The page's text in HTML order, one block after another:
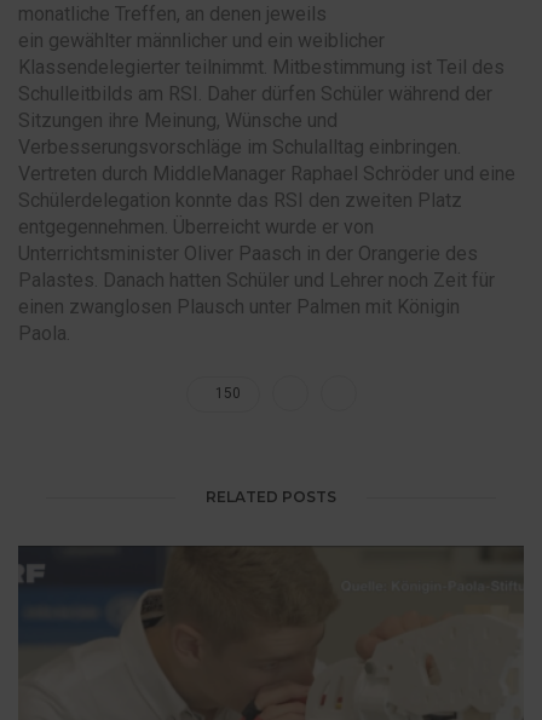
monatliche Treffen, an denen jeweils
ein gewählter männlicher und ein weiblicher
Klassendelegierter teilnimmt. Mitbestimmung ist Teil des
Schulleitbilds am RSI . Daher dürfen Schüler während der
Sitzungen ihre Meinung, Wünsche und
Verbesserungsvorschläge im Schulalltag einbringen.
Vertreten durch MiddleManager Raphael Schröder und eine
Schülerdelegation konnte das RSI den zweiten Platz
entgegennehmen . Überreicht wurde er von
Unterrichtsminister Oliver Paasch in der Orangerie des
Palastes. Danach hatten Schüler und Lehrer noch Zeit für
einen zwanglosen Plausch unter Palmen mit Königin
Paola.
150
RELATED POSTS